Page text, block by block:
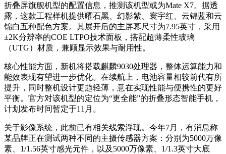
折叠屏旗舰机型的配置信息，推测该机型或为Mate X7。据透
露，这款工程样机提供曜石黑、幻影紫、寰宇红、云锦蓝和云
锦白五种配色方案。其展开后的主屏幕尺寸为7.95英寸，采用
±2K分辨率的COE LTPO技术面板，搭配超薄柔性玻璃
（UTG）材质，兼顾显示效果与耐用性。
核心性能方面，新机将搭载麒麟9030处理器，整体运算能力和
能效表现有望进一步优化。在续航上，电池容量相较前代有所
提升，同时整机设计更趋轻薄，意在实现性能与便携性的更好
平衡。官方对该机型的定位为“更全能”的折叠形态智能手机，
计划发布时间暂定于11月。
关于影像系统，此前已有相关线索浮现。今年7月，有消息称
某品牌正在测试两种不同的主摄传感器方案：分别为5000万像
素、1/1.56英寸感光元件，以及5000万像素、1/1.3英寸大底